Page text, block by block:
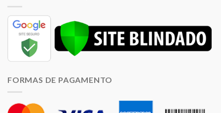
FORMAS DE PAGAMENTO